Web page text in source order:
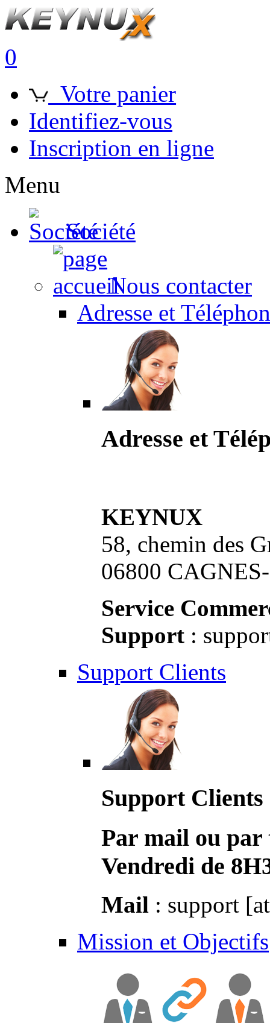
0
Votre panier
Identifiez-vous
Inscription en ligne
Menu
Société
Nous contacter
Adresse et
Adresse et
KEYNUX
58, chemin des
06800
Service
Support :
Support Clients
Support Clients
Par mail ou par
Vendredi de
Mail : support
Mission et Objectifs